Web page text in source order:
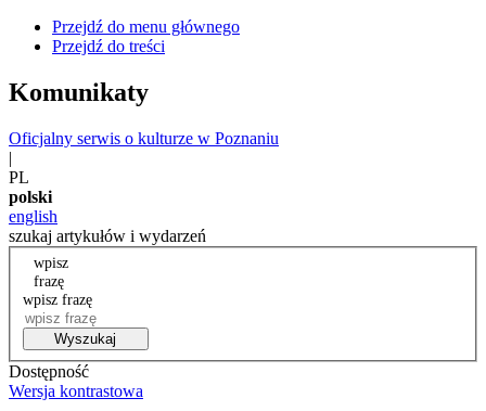
Przejdź do menu głównego
Przejdź do treści
Komunikaty
Oficjalny serwis o kulturze w Poznaniu
|
PL
polski
english
szukaj artykułów i wydarzeń
wpisz
frazę
wpisz frazę
Wyszukaj
Dostępność
Wersja kontrastowa